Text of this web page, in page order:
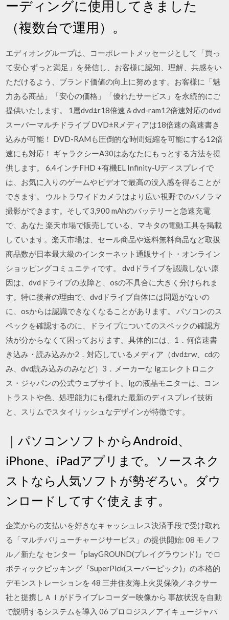
ーディングに使用してきました
（複数台で運用）。
エディオングループは、コーポレートメッセージとして「買っ
て安心 ずっと満足」を発信し、お客様に認知、理解、共感をい
ただけるよう、ブランド価値の向上に努めます。お客様に「魅
力ある商品」「安心の価格」「優れたサービス」を永続的にご
提供いたします。 1層dvd±r18倍速＆dvd-ram12倍速対応のdvd
スーパーマルチドライブ DVD±Rメディアは18倍速の高速書き
込みが可能！ DVD-RAMも圧倒的な時間短縮を可能にする12倍
速にも対応！ ギャラクシーA30はあなたにもっとする方法を提
供します。 6.4インチFHD +有機EL Infinity-Uディスプレイで
は、お気に入りのゲームやビデオで最高の没入感を得ることが
できます。 ウルトラワイドカメラはより広い視野でのパノラマ
撮影ができます。そして3,900 mAhのバッテリーと急速充電
で、あなた 楽天市場で販売している、マキタの電動工具を掲載
しています。楽天市場は、セール商品や送料無料商品など取扱
商品数が日本最大級のインターネット通販サイト・オンライン
ショッピングコミュニティです。 dvdドライブを認識しない原
因は、dvdドライブの故障と、osの不具合に大きく分けられま
す。特に後者の理由で、dvdドライブ自体には問題がないの
に、osからは認識できなくなることがあります。 パソコンのス
ペックを確認するのに、ドライブについてのスペックの確認方
法が分からなくて困っております。具体的には、1．何倍速書
き込み・読み込みか2．対応しているメディア（dvd±rw、cdの
み、dvd読み込みのみなど）3．メーカーな lgエレクトロニク
ス・ジャパンの公式ウェブサイト。lgの液晶モニターは、コン
トラストや色、処理能力にも優れた最新のディスプレイ技術
と、スリムでスタイリッシュなデザインが特徴です。
｜パソコンソフトからAndroid、
iPhone、iPadアプリまで。ソースネク
ストなら人気ソフトが勢ぞろい。ダウ
ンロードしてすぐ使えます。
企業からの支払いを好きなキャッシュレス決済手段で受け取れ
る「マルチバリューチャージサービス」の提供開始: 08 モノフ
ル／新たな センター『playGROUND(プレイグラウンド)』でロ
ボティックピッキング『SuperPick(スーパーピック)』の本格的
デモンストレーションを 48 三井住友海上火災保険／ネクサー
社と提携しＡＩがドライブレコーダー映像から 事故状況を自動
で説明するシステムを導入 06 プロロジス／アイキュージャパ